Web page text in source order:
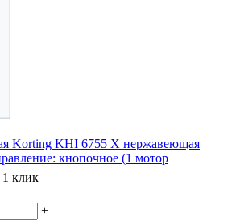
Korting KHI 6755 X нержавеющая
кнопочное (1 мотор
клик
+